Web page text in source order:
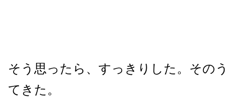
そう思ったら、すっきりした。その
てきた。